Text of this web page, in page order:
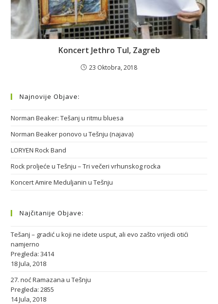
Koncert Jethro Tul, Zagreb
23 Oktobra, 2018
Najnovije Objave:
Norman Beaker: Tešanj u ritmu bluesa
Norman Beaker ponovo u Tešnju (najava)
LORYEN Rock Band
Rock proljeće u Tešnju – Tri večeri vrhunskog rocka
Koncert Amire Meduljanin u Tešnju
Najčitanije Objave:
Tešanj – gradić u koji ne idete usput, ali evo zašto vrijedi otići
namjerno
Pregleda: 3414
18 Jula, 2018
27. noć Ramazana u Tešnju
Pregleda: 2855
14 Jula, 2018